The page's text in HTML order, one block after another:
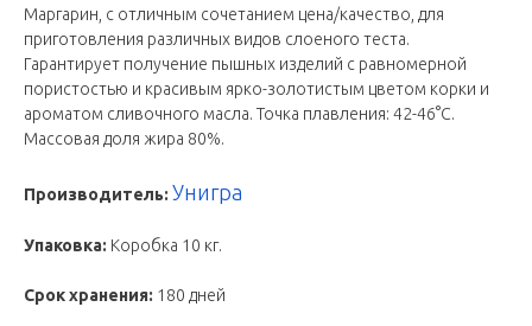
Маргарин, с отличным сочетанием цена/качество, для
приготовления различных видов слоеного теста.
Гарантирует получение пышных изделий с равномерной
пористостью и красивым ярко-золотистым цветом корки и
ароматом сливочного масла. Точка плавления: 42-46°С.
Массовая доля жира 80%.
Производитель: Унигра
Упаковка: Коробка 10 кг.
Срок хранения: 180 дней